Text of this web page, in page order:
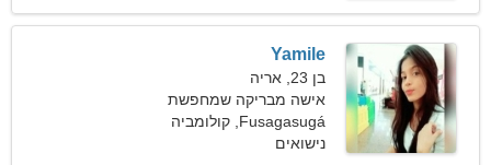
Yamile
בן 23, אריה
אישה מבריקה שמחפשת
זוגיות נלהבת
Fusagasugá, קולומביה
נישואים